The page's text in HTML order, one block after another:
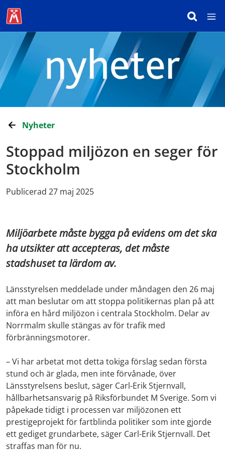
Nyheter
Stoppad miljözon en seger för
Stockholm
Publicerad 27 maj 2025
Miljöarbete måste bygga på evidens om det ska
ha utsikter att accepteras, det måste
stadshuset ta lärdom av.
Länsstyrelsen meddelade under måndagen den 26 maj
att man beslutar om att stoppa politikernas plan på att
införa en hård miljözon i centrala Stockholm. Delar av
Norrmalm skulle stängas av för trafik med
förbränningsmotorer.
– Vi har arbetat mot detta tokiga förslag sedan första
stund och är glada, men inte förvånade, över
Länsstyrelsens beslut, säger Carl-Erik Stjernvall,
hållbarhetsansvarig på Riksförbundet M Sverige. Som vi
påpekade tidigt i processen var miljözonen ett
prestigeprojekt för fartblinda politiker som inte gjorde
ett gediget grundarbete, säger Carl-Erik Stjernvall. Det
straffas man för nu.